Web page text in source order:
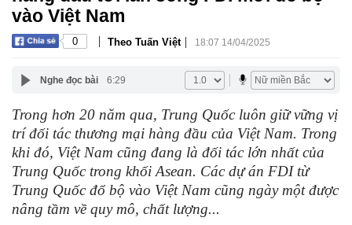
vào Việt Nam
0 | Theo Tuấn Việt | 18:07 14/04/2025
Nghe đọc bài 6:29
Trong hơn 20 năm qua, Trung Quốc luôn giữ vững vị
trí đối tác thương mại hàng đầu của Việt Nam. Trong
khi đó, Việt Nam cũng đang là đối tác lớn nhất của
Trung Quốc trong khối Asean. Các dự án FDI từ
Trung Quốc đổ bộ vào Việt Nam cũng ngày một được
nâng tầm về quy mô, chất lượng...